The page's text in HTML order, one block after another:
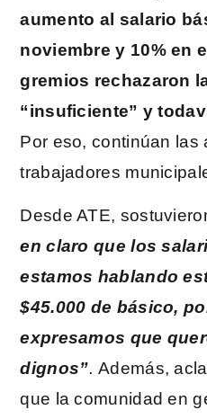
aumento al salario
noviembre y 10% en
gremios rechazaron
“insuficiente” y
Por eso, continúan las
trabajadores
Desde ATE,
en claro que los
estamos hablando
$45.000 de básico,
expresamos que
dignos”.Además,
que la comunidad en